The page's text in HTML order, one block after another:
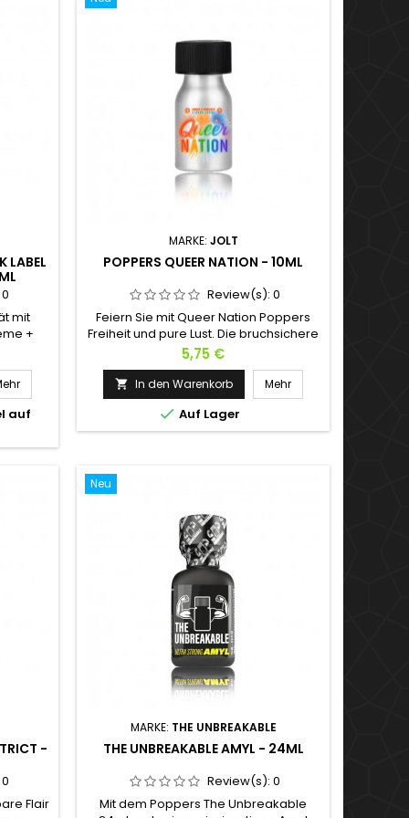
LABEL
0
mit
+
und
ist der
Hier
auf
auf
MARKE: JOLT
POPPERS QUEER NATION - 10ML
Review(s):0
Feiern Sie mit Queer Nation Poppers
Freiheit und pure Lust. Die bruchsichere
10ml Alu-Flasche ist so robust wie Ihre
Sehnsüchte: Schluss mit dem Stress
durch Glasbruch im heißesten Moment.
Dank der Hybridformel, einer kraftvollen
Mischung aus Amyl und Propylnitriten,
sorgt es für sofortige Enthemmung und
Preis
5,75 €
 In den Warenkorb Mehr
 Auf Lager
-
0
Flair
Neu
MARKE: THE UNBREAKABLE
THE UNBREAKABLE AMYL - 24ML
Review(s):0
Mit dem Poppers The Unbreakable